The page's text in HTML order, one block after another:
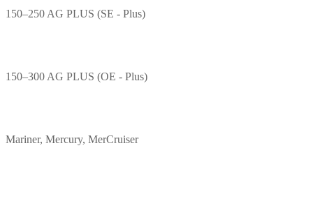
150–250 AG PLUS (SE - Plus)
150–300 AG PLUS (OE - Plus)
Mariner, Mercury, MerCruiser